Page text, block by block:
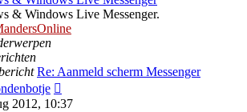
& Windows Live Messenger.
Re: Aanmeld scherm Messenger
laatste
2012, 10:37